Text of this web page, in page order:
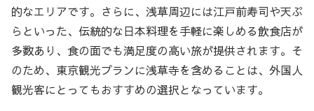
的なエリアです。さらに、浅草周辺には江戸前寿司や天ぷ
らといった、伝統的な日本料理を手軽に楽しめる飲食店が
多数あり、食の面でも満足度の高い旅が提供されます。そ
のため、東京観光プランに浅草寺を含めることは、外国人
観光客にとってもおすすめの選択となっています。